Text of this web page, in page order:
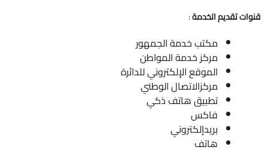
قنوات تقديم الخدمة:
مكتب خدمة الجمهور
مركز خدمة المواطن
الموقع الإلكتروني للدائرة
مركزالاتصال الوطني
تطبيق هاتف ذكي
فاكس
بريدإلكتروني
هاتف